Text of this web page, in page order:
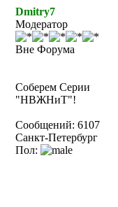
Dmitry7
Модератор
Вне Форума
Соберем Серии
"НВЖНиТ"!
Сообщений: 6107
Санкт-Петербург
Пол: